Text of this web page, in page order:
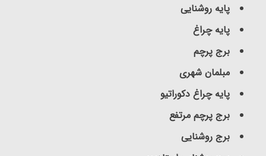
پایه روشنایی
پایه چراغ
برج پرچم
مبلمان شهری
پایه چراغ دکوراتیو
برج پرچم مرتفع
برج روشنایی